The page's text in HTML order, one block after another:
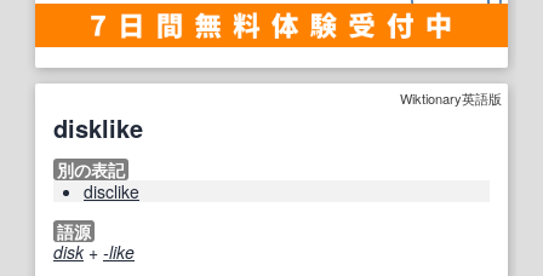
Wiktionary英語版
disklike
別の表記
disclike
語源
disk +‎ -like